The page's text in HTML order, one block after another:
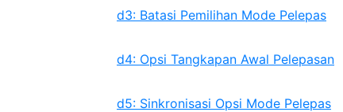
d3: Batasi Pemilihan Mode Pelepas
d4: Opsi Tangkapan Awal Pelepasan
d5: Sinkronisasi Opsi Mode Pelepas